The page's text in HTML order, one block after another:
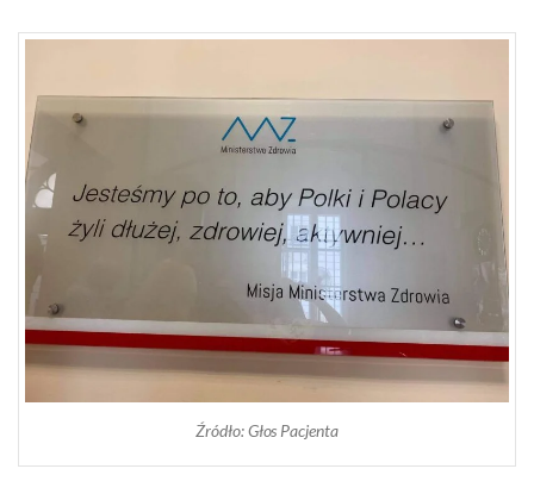
Źródło: Głos Pacjenta